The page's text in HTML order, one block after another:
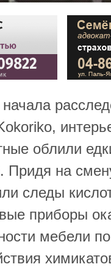
облили
Придя на
следы
приборы
мебели